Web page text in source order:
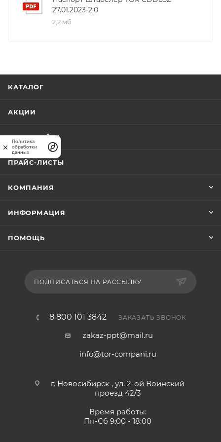
Штабелер соответствует высоким стандартам
качества и долговечности, что делает его
27.01.2023-2.0
2,2 мб
КАТАЛОГ
АКЦИИ
КАРТА САЙТА
ПРАЙС-ЛИСТЫ
КОМПАНИЯ
ИНФОРМАЦИЯ
ПОМОЩЬ
ПОДПИСАТЬСЯ НА РАССЫЛКУ
8 800 101 3842 ЗАКАЗАТЬ ЗВОНОК
zakaz-ppt@mail.ru
info@tor-compani.ru
г. Новосибирск , ул. 2-ой Воинский
проезд 42/3
Время работы:
Пн-Сб 9:00 - 18:00
Политика
обработки
данных